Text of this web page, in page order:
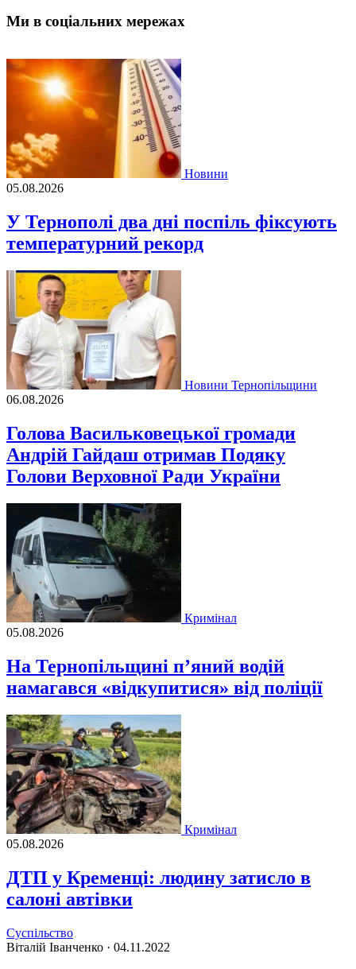
Ми в соціальних мережах
Новини
05.08.2026
У Тернополі два дні поспіль фіксують
температурний рекорд
Новини Тернопільщини
06.08.2026
Голова Васильковецької громади
Андрій Гайдаш отримав Подяку
Голови Верховної Ради України
Кримінал
05.08.2026
На Тернопільщині п’яний водій
намагався «відкупитися» від поліції
Кримінал
05.08.2026
ДТП у Кременці: людину затисло в
салоні автівки
Суспільство
Віталій Іванченко · 04.11.2022